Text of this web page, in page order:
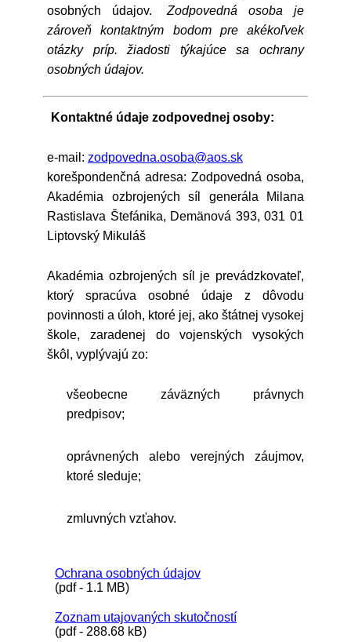
osobných údajov.
Zodpovedná osoba je
zároveň kontaktným bodom pre akékoľvek
otázky príp. žiadosti týkajúce sa ochrany
osobných údajov.
Kontaktné údaje zodpovednej osoby:
e-mail: zodpovedna.osoba@aos.sk
korešpondenčná adresa: Zodpovedná osoba,
Akadémia ozbrojených síl generála Milana
Rastislava Štefánika, Demänová 393, 031 01
Liptovský Mikuláš
Akadémia ozbrojených síl je prevádzkovateľ,
ktorý spracúva osobné údaje z dôvodu
povinnosti a úloh, ktoré jej, ako štátnej vysokej
škole, zaradenej do vojenských vysokých
škôl, vyplývajú zo:
všeobecne záväzných právnych
predpisov;
oprávnených alebo verejných záujmov,
ktoré sleduje;
zmluvných vzťahov.
Ochrana osobných údajov
(pdf - 1.1 MB)
Zoznam utajovaných skutočností
(pdf - 288.68 kB)